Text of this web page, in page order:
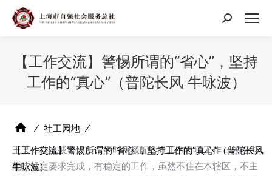
搜
【工作交流】警惕所谓的“省心”，坚持
工作的“真心”（普陀长风 牛咏波）
⁄ 社工园地 ⁄
【工作交流】警惕所谓的“省心”，坚持工作的“真心”（普陀长风
牛咏波）
王某，社区戒毒人员，平时积极配合社工的各项工作，尿检也
能按规定要求完成，有稳定的工作，虽然不住在本辖区，不主